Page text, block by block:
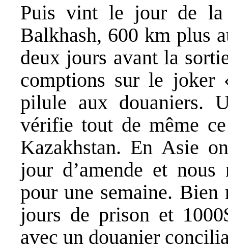
Puis vint le jour de la
Balkhash, 600 km plus
deux jours avant la
comptions sur le
pilule aux douaniers.
vérifie tout de même
Kazakhstan. En Asie
jour d’amende et
pour une semaine.
jours de prison et
avec un douanier